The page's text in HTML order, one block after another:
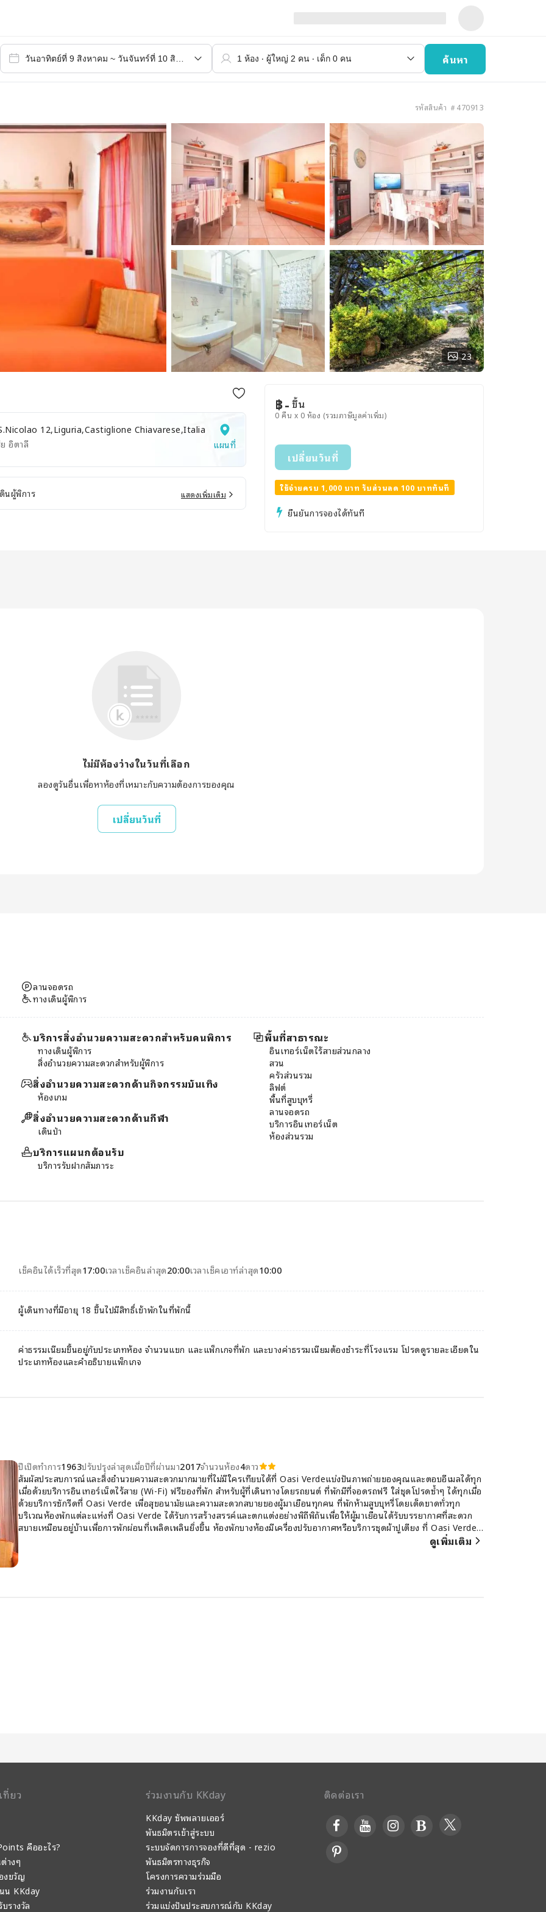
ค้นหา
รหัสสินค้า ＃470913
23
12,Liguria,Castiglione Chiavarese,Italia
อิตาลี
แผนที่
นผู้พิการ แสดงเพิ่มเติม
฿- ขึ้น
0 คืน x 0 ห้อง (รวมภาษีมูลค่าเพิ่ม)
เปลี่ยนวันที่
ใช้จ่ายครบ 1,000 บาท รับส่วนลด 100 บาททันที
ยืนยันการจองได้ทันที
ไม่มีห้องว่างในวันที่เลือก
ลองดูวันอื่นเพื่อหาห้องที่เหมาะกับความต้องการของคุณ
เปลี่ยนวันที่
ลานจอดรถ
ทางเดินผู้พิการ
บริการสิ่งอำนวยความสะดวกสำหรับคนพิการ
ทางเดินผู้พิการ
สิ่งอำนวยความสะดวกสำหรับผู้พิการ
สิ่งอำนวยความสะดวกด้านกิจกรรมบันเทิง
ห้องเกม
สิ่งอำนวยความสะดวกด้านกีฬา
เดินป่า
บริการแผนกต้อนรับ
บริการรับฝากสัมภาระ
พื้นที่สาธารณะ
อินเทอร์เน็ตไร้สายส่วนกลาง
สวน
ครัวส่วนรวม
ลิฟต์
พื้นที่สูบบุหรี่
ลานจอดรถ
บริการอินเทอร์เน็ต
ห้องส่วนรวม
เช็คอินได้เร็วที่สุด17:00เวลาเช็คอินล่าสุด20:00เวลาเช็คเอาท์ล่าสุด10:00
ผู้เดินทางที่มีอายุ 18 ขึ้นไปมีสิทธิ์เข้าพักในที่พักนี้
ค่าธรรมเนียมขึ้นอยู่กับประเภทห้อง จำนวนแขก และแพ็กเกจที่พัก และบางค่าธรรมเนียมต้องชำระที่โรงแรม โปรดดูรายละเอียดใน
ประเภทห้องและคำอธิบายแพ็กเกจ
ปีเปิดทำการ1963ปรับปรุงล่าสุดเมื่อปีที่ผ่านมา2017จำนวนห้อง4ดาว
สัมผัสประสบการณ์และสิ่งอำนวยความสะดวกมากมายที่ไม่มีใครเทียบได้ที่ Oasi Verdeแบ่งปันภาพถ่ายของคุณและตอบอีเมลได้ทุก
เมื่อด้วยบริการอินเทอร์เน็ตไร้สาย (Wi-Fi) ฟรีของที่พัก สำหรับผู้ที่เดินทางโดยรถยนต์ ที่พักมีที่จอดรถฟรี ใส่ชุดโปรดซ้ำๆ ได้ทุกเมื่อ
ด้วยบริการซักรีดที่ Oasi Verde เพื่อสุขอนามัยและความสะดวกสบายของผู้มาเยือนทุกคน ที่พักห้ามสูบบุหรี่โดยเด็ดขาดทั่วทุก
บริเวณห้องพักแต่ละแห่งที่ Oasi Verde ได้รับการสร้างสรรค์และตกแต่งอย่างพิถีพิถันเพื่อให้ผู้มาเยือนได้รับบรรยากาศที่สะดวก
สบายเหมือนอยู่บ้านเพื่อการพักผ่อนที่เพลิดเพลินยิ่งขึ้น ห้องพักบางห้องมีเครื่องปรับอากาศหรือบริการชุดผ้าปูเตียง ที่ Oasi Verde
ผู้เข้าพักสามารถเลือกรูปแบบห้องพักได้หลากหลาย โดยบางห้องมีห้องนั่งเล่นแยกเป็นสัดส่วน หรือแม้แต่ระเบียงหรือเฉลียง เพื่อ
ความบันเทิงของผู้เข้าพัก ห้องพักหลายห้องมีบริการวิดีโอสตรีมมิ่ง หนังสือพิมพ์รายวัน หรือทีวีในห้องพักบางห้องภายในที่พัก มี
ดูเพิ่มเติม
ที่ยว
คืออะไร?
างๆ
งขวัญ
น KKday
รางวัล
ร่วมงานกับ KKday
KKday ซัพพลายเออร์
พันธมิตรเข้าสู่ระบบ
ระบบจัดการการจองที่ดีที่สุด - rezio
พันธมิตรทางธุรกิจ
โครงการความร่วมมือ
ร่วมงานกับเรา
ร่วมแบ่งปันประสบการณ์กับ KKday
ติดต่อเรา